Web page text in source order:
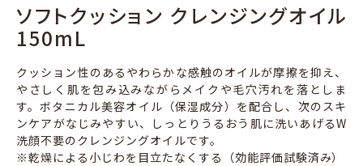
ソフトクッション クレンジングオイル
150mL
クッション性のあるやわらかな感触のオイルが摩擦を抑え、
やさしく肌を包み込みながらメイクや毛穴汚れを落としま
す。ボタニカル美容オイル（保湿成分）を配合し、次のスキ
ンケアがなじみやすい、しっとりうるおう肌に洗いあげるW
洗顔不要のクレンジングオイルです。
※乾燥による小じわを目立たなくする（効能評価試験済み）